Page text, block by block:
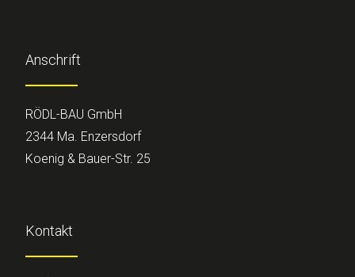
Anschrift
RÖDL-BAU GmbH
2344 Ma. Enzersdorf
Koenig & Bauer-Str. 25
Kontakt